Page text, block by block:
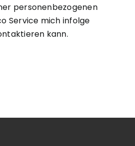
personenbezogenen
Service mich infolge
kann.